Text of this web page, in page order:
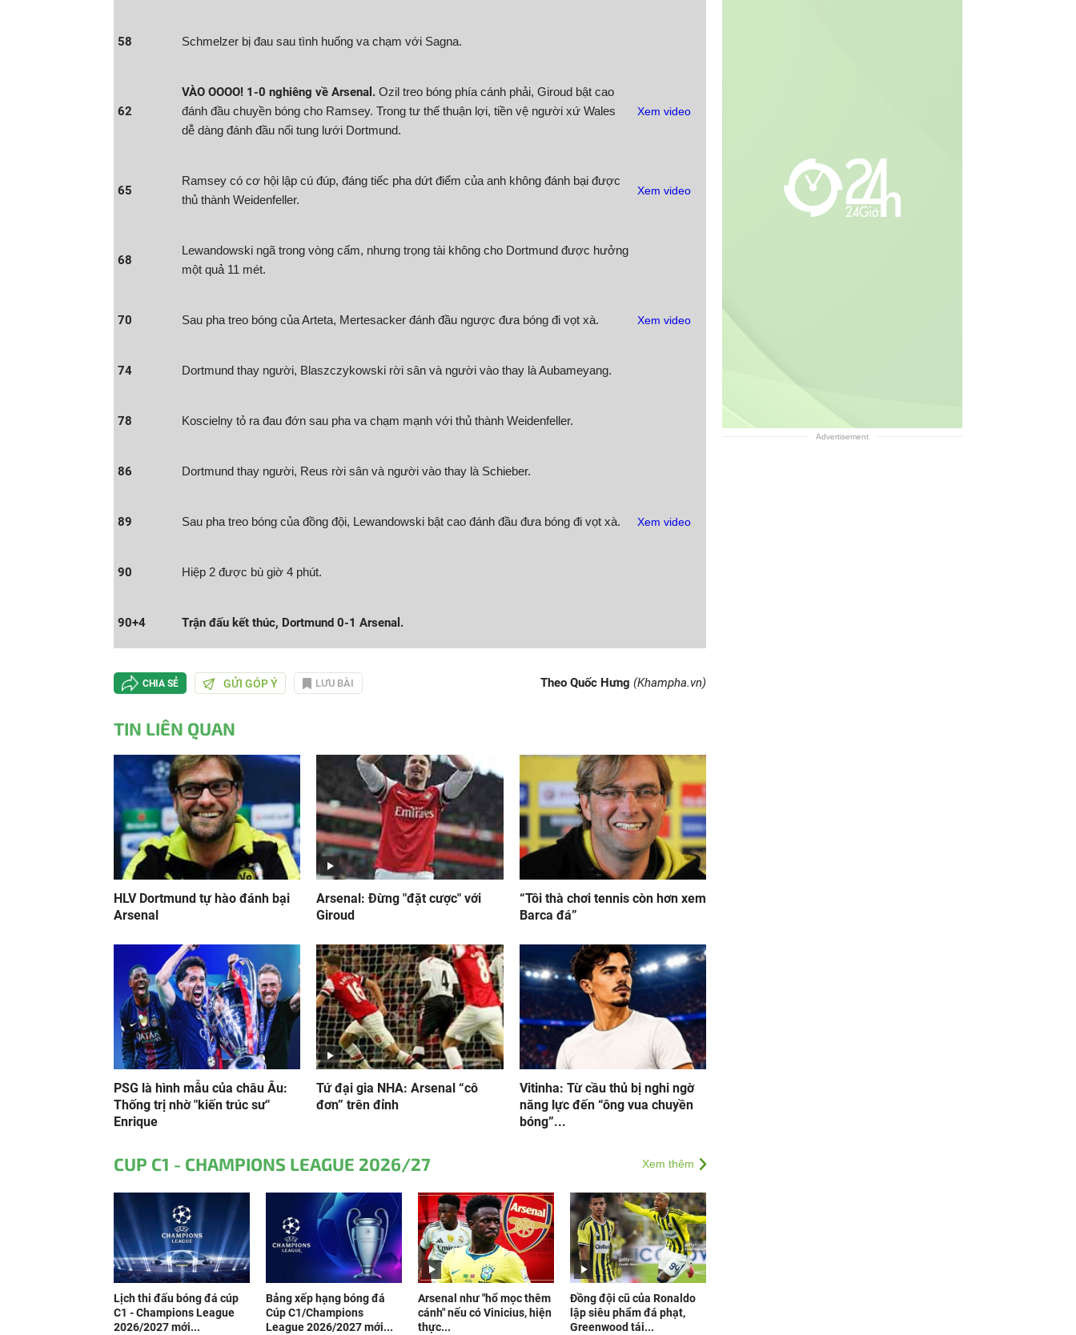
58 Schmelzer bị đau sau tình huống va chạm với Sagna.
62
VÀO OOOO! 1-0 nghiêng về Arsenal. Ozil treo bóng phía cánh phải, Giroud bật cao
đánh đầu chuyền bóng cho Ramsey. Trong tư thế thuận lợi, tiền vệ người xứ Wales
dễ dàng đánh đầu nối tung lưới Dortmund.
Xem video
65
Ramsey có cơ hội lập cú đúp, đáng tiếc pha dứt điểm của anh không đánh bại được
thủ thành Weidenfeller.
Xem video
68
Lewandowski ngã trong vòng cấm, nhưng trọng tài không cho Dortmund được hưởng
một quả 11 mét.
70 Sau pha treo bóng của Arteta, Mertesacker đánh đầu ngược đưa bóng đi vọt xà. Xem video
74 Dortmund thay người, Blaszczykowski rời sân và người vào thay là Aubameyang.
78 Koscielny tỏ ra đau đớn sau pha va chạm mạnh với thủ thành Weidenfeller.
86 Dortmund thay người, Reus rời sân và người vào thay là Schieber.
89 Sau pha treo bóng của đồng đội, Lewandowski bật cao đánh đầu đưa bóng đi vọt xà. Xem video
90 Hiệp 2 được bù giờ 4 phút.
90+4 Trận đấu kết thúc, Dortmund 0-1 Arsenal.
CHIA SẺ GỬI GÓP Ý LƯU BÀI Theo Quốc Hưng (Khampha.vn)
TIN LIÊN QUAN
HLV Dortmund tự hào đánh bại
Arsenal
Arsenal: Đừng "đặt cược" với
Giroud
“Tôi thà chơi tennis còn hơn xem
Barca đá”
PSG là hình mẫu của châu Âu:
Thống trị nhờ "kiến trúc sư"
Enrique
Tứ đại gia NHA: Arsenal “cô
đơn” trên đỉnh
Vitinha: Từ cầu thủ bị nghi ngờ
năng lực đến “ông vua chuyền
bóng”...
CUP C1 - CHAMPIONS LEAGUE 2026/27 Xem thêm
Lịch thi đấu bóng đá cúp
C1 - Champions League
2026/2027 mới...
Bảng xếp hạng bóng đá
Cúp C1/Champions
League 2026/2027 mới...
Arsenal như "hổ mọc thêm
cánh" nếu có Vinicius, hiện
thực...
Đồng đội cũ của Ronaldo
lập siêu phẩm đá phạt,
Greenwood tái...
Advertisement